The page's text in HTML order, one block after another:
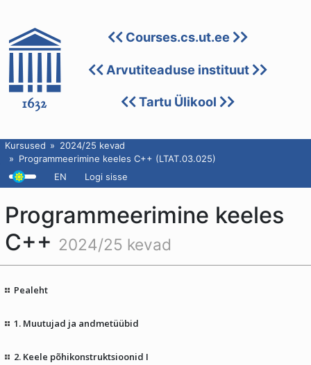
Courses.cs.ut.ee
Arvutiteaduse instituut
Tartu Ülikool
Kursused
2024/25 kevad
Programmeerimine keeles C++ (LTAT.03.025)
EN
Logi sisse
Programmeerimine keeles
C++ 2024/25 kevad
Pealeht
1. Muutujad ja andmetüübid
2. Keele põhikonstruktsioonid I